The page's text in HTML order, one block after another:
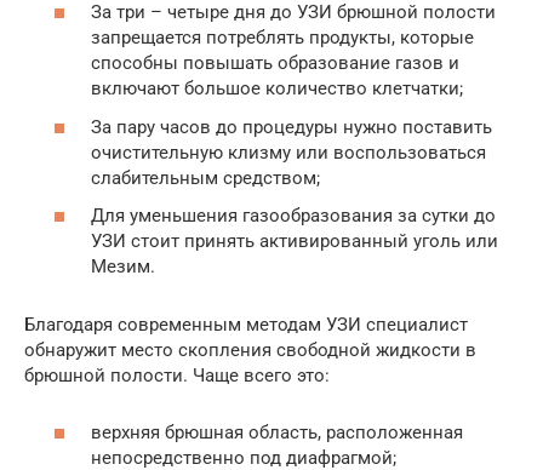
За три – четыре дня до УЗИ брюшной полости
запрещается потреблять продукты, которые
способны повышать образование газов и
включают большое количество клетчатки;
За пару часов до процедуры нужно поставить
очистительную клизму или воспользоваться
слабительным средством;
Для уменьшения газообразования за сутки до
УЗИ стоит принять активированный уголь или
Мезим.
Благодаря современным методам УЗИ специалист
обнаружит место скопления свободной жидкости в
брюшной полости. Чаще всего это:
верхняя брюшная область, расположенная
непосредственно под диафрагмой;